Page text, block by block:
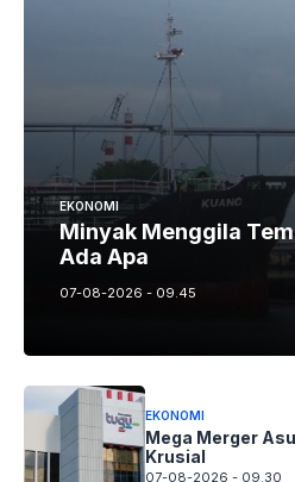
EKONOMI
Minyak Menggila
Ada Apa
07-08-2026 - 09.45
EKONOMI
Mega Merger
Krusial
07-08-2026 - 09.30